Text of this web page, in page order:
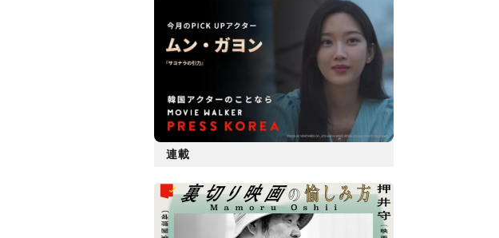
連載